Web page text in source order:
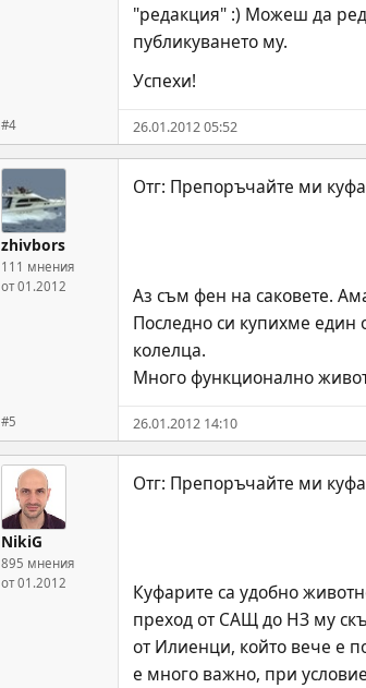
#4
"редакция" :) Можеш да
публикуването му.
Успехи!
26.01.2012 05:52
zhivbors
111 мнения
от 01.2012
#5
Аз съм фен на саковете.
Последно си купихме един
колелца.
Много функционално
26.01.2012 14:10
NikiG
895 мнения
от 01.2012
Куфарите са удобно
преход от САЩ до НЗ му
от Илиенци, който вече е
е много важно, при